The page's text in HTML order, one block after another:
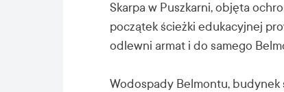
Skarpa w Puszkarni, objęta
początek ścieżki edukacyjnej
odlewni armat i do samego
Wodospady Belmontu, budynek